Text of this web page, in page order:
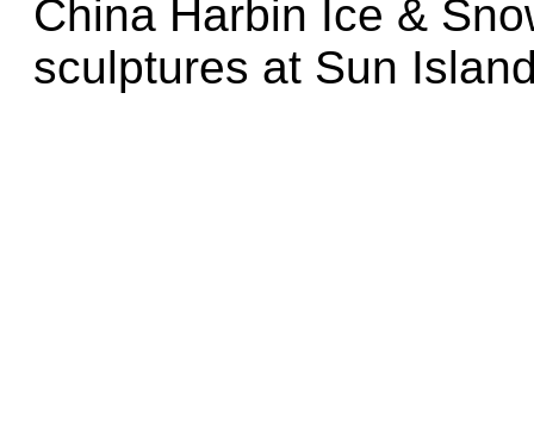
China Harbin Ice &
sculptures at Sun